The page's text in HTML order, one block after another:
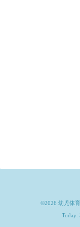
©2026 幼児体
Today: